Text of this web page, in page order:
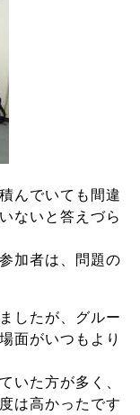
んでいても間違
ないと答えづら
加者は、問題の
したが、グルー
面がいつもより
いた方が多く、
は高かったです